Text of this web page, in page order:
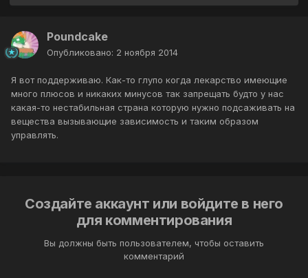
Poundcake
Опубликовано: 2 ноября 2014
Я вот поддерживаю. Как-то глупо когда лекарство имеющие
много плюсов и никаких минусов так запрещать будто у нас
какая-то нестабильная страна которую нужно подсаживать на
вещества вызывающие зависимость и таким образом
управлять.
Создайте аккаунт или войдите в него
для комментирования
Вы должны быть пользователем, чтобы оставить
комментарий